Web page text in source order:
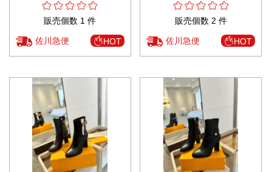
販売個数 1 件
佐川急便 HOT
販売個数 2 件
佐川急便 HOT